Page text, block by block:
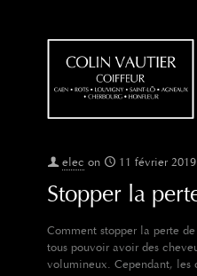
elec on 11 février 2019
Stopper la
Comment stopper la perte
tous pouvoir avoir des
volumineux. Cependant, les